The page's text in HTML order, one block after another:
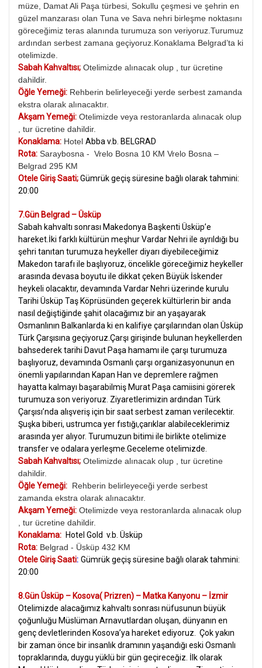
müze, Damat Ali Paşa türbesi, Sokullu çeşmesi ve şehrin en
güzel manzarası olan Tuna ve Sava nehri birleşme noktasını
göreceğimiz teras alanında turumuza son veriyoruz.Turumuz
ardından serbest zamana geçiyoruz.Konaklama Belgrad’ta ki
otelimizde.
Sabah Kahvaltısı; Otelimizde alınacak olup , tur ücretine
dahildir.
Öğle Yemeği: Rehberin belirleyeceği yerde serbest zamanda
ekstra olarak alınacaktır.
Akşam Yemeği: Otelimizde veya restoranlarda alınacak olup
, tur ücretine dahildir.
Konaklama: Hotel Abba v.b. BELGRAD
Rota: Saraybosna - Vrelo Bosna 10 KM Vrelo Bosna –
Belgrad 295 KM
Otele Giriş Saati;Gümrük geçiş süresine bağlı olarak tahmini:
20:00
7.Gün Belgrad – Üsküp
Sabah kahvaltı sonrası Makedonya Başkenti Üsküp’e
hareket.İki farklı kültürün meşhur Vardar Nehri ile ayrıldığı bu
şehri tanıtan turumuza heykeller diyarı diyebileceğimiz
Makedon tarafı ile başlıyoruz, öncelikle göreceğimiz heykeller
arasında devasa boyutu ile dikkat çeken Büyük İskender
heykeli olacaktır, devamında Vardar Nehri üzerinde kurulu
Tarihi Üsküp Taş Köprüsünden geçerek kültürlerin bir anda
nasıl değiştiğinde şahit olacağımız bir an yaşayarak
Osmanlının Balkanlarda ki en kalifiye çarşılarından olan Üsküp
Türk Çarşısına geçiyoruz.Çarşı girişinde bulunan heykellerden
bahsederek tarihi Davut Paşa hamamı ile çarşı turumuza
başlıyoruz, devamında Osmanlı çarşı organizasyonunun en
önemli yapılarından Kapan Han ve depremlere rağmen
hayatta kalmayı başarabilmiş Murat Paşa camiisini görerek
turumuza son veriyoruz. Ziyaretlerimizin ardından Türk
Çarşısı’nda alışveriş için bir saat serbest zaman verilecektir.
Şuşka biberi, ustrumca yer fıstığı,çarıklar alabileceklerimiz
arasında yer alıyor. Turumuzun bitimi ile birlikte otelimize
transfer ve odalara yerleşme.Geceleme otelimizde.
Sabah Kahvaltısı; Otelimizde alınacak olup , tur ücretine
dahildir.
Öğle Yemeği: Rehberin belirleyeceği yerde serbest
zamanda ekstra olarak alınacaktır.
Akşam Yemeği: Otelimizde veya restoranlarda alınacak olup
, tur ücretine dahildir.
Konaklama: Hotel Gold v.b. Üsküp
Rota: Belgrad - Üsküp 432 KM
Otele Giriş Saati: Gümrük geçiş süresine bağlı olarak tahmini:
20:00
8.Gün Üsküp – Kosova( Prizren) – Matka Kanyonu – İzmir
Otelimizde alacağımız kahvaltı sonrası nüfusunun büyük
çoğunluğu Müslüman Arnavutlardan oluşan, dünyanın en
genç devletlerinden Kosova’ya hareket ediyoruz. Çok yakın
bir zaman önce bir insanlık dramının yaşandığı eski Osmanlı
topraklarında, duygu yüklü bir gün geçireceğiz. İlk olarak